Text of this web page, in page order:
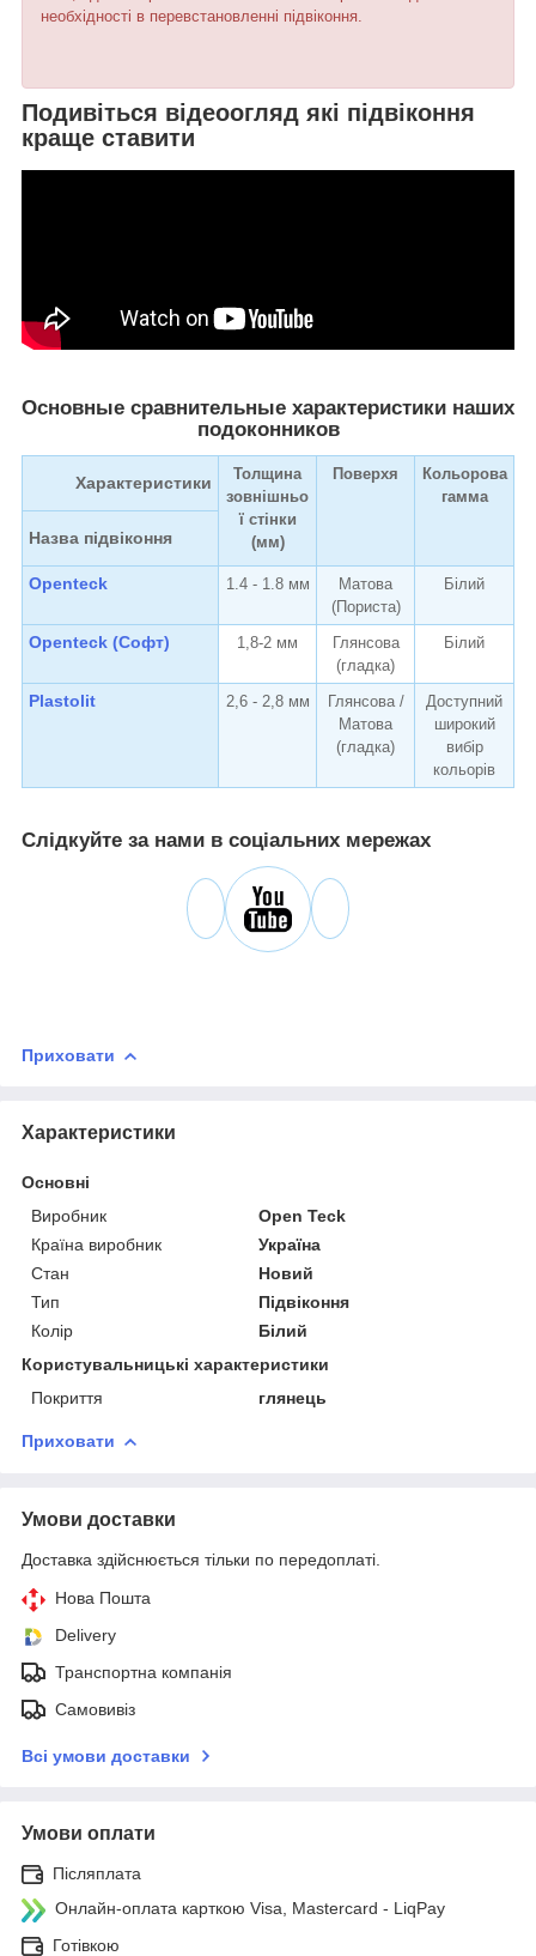
необхідності в перевстановленні підвіконня.
Подивіться відеоогляд які підвіконня
краще ставити
Основные сравнительные характеристики наших
подоконников
Характеристики
Толщина
зовнішньо
ї стінки
(мм)
Поверхя
Кольорова
гамма
Назва підвіконня
Openteck 1.4 - 1.8 мм
Матова
(Пориста)
Білий
Openteck (Софт) 1,8-2 мм
Глянсова
(гладка)
Білий
Plastolit 2,6 - 2,8 мм
Глянсова /
Матова
(гладка)
Доступний
широкий
вибір
кольорів
Слідкуйте за нами в соціальних мережах
Приховати
Характеристики
Основні
Виробник
Open Teck
Країна виробник
Україна
Стан
Новий
Тип
Підвіконня
Колір
Білий
Користувальницькі характеристики
Покриття
глянець
Приховати
Умови доставки
Доставка здійснюється тільки по передоплаті.
Нова Пошта
Delivery
Транспортна компанія
Самовивіз
Всі умови доставки
Умови оплати
Післяплата
Онлайн-оплата карткою Visa, Mastercard - LiqPay
Готівкою